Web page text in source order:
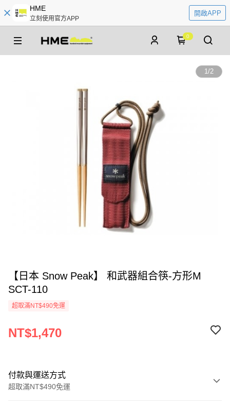
HME
立刻使用官方APP
開啟APP
0
1/2
【日本 Snow Peak】 和武器組合筷-方形M
SCT-110
超取滿NT$490免運
NT$1,470
付款與運送方式
超取滿NT$490免運